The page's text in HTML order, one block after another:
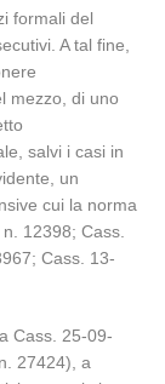
formali del
A tal fine,
mezzo, di uno
salvi i casi in
un
cui la norma
12398; Cass.
Cass. 13-
Cass. 25-09-
27424), a